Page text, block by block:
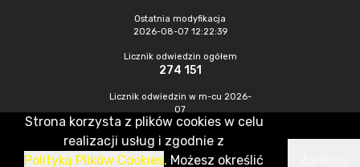
Ostatnia modyfikacja
2026-08-07 12:22:39
Licznik odwiedzin ogółem
274 151
Licznik odwiedzin w m-cu 2026-
07
940
CMS & Hosting: Nefeni Sp. z o.o.
Strona korzysta z plików cookies w celu
realizacji usług i zgodnie z
Polityką Plików Cookies. Możesz określić